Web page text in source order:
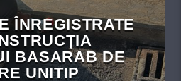
ÎNREGISTRATE
BASARAB DE
UNITIP